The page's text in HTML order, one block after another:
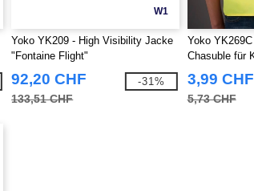
W1
Yoko YK209 - High Visibility Jacke
"Fontaine Flight"
92,20 CHF
133,51 CHF
-31%
Yoko
Chasuble für
3,99 CHF
5,73 CHF